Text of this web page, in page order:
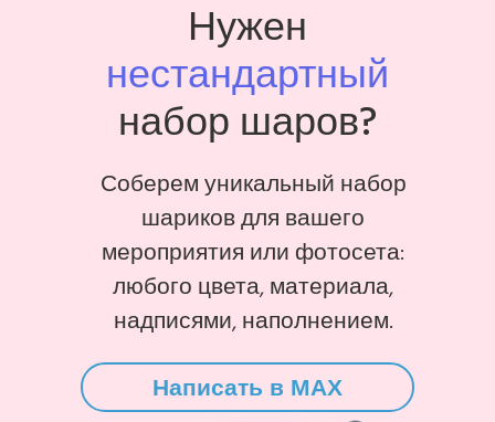
Нужен
нестандартный
набор шаров?
Соберем уникальный набор
шариков для вашего
мероприятия или фотосета:
любого цвета, материала,
надписями, наполнением.
Написать в MAX